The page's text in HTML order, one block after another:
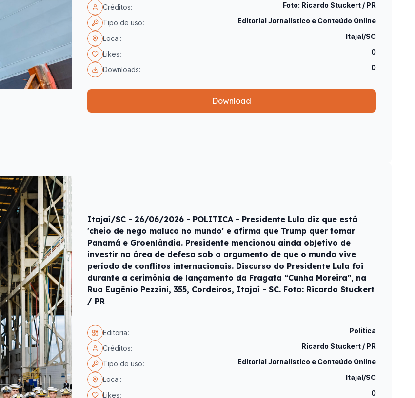
Créditos: Foto: Ricardo Stuckert / PR
Tipo de uso: Editorial Jornalístico e Conteúdo Online
Local: Itajaí/SC
Likes: 0
Downloads: 0
Download
Itajaí/SC - 26/06/2026 - POLITICA - Presidente Lula diz que está
'cheio de nego maluco no mundo' e afirma que Trump quer tomar
Panamá e Groenlândia. Presidente mencionou ainda objetivo de
investir na área de defesa sob o argumento de que o mundo vive
período de conflitos internacionais. Discurso do Presidente Lula foi
durante a cerimônia de lançamento da Fragata “Cunha Moreira”, na
Rua Eugênio Pezzini, 355, Cordeiros, Itajaí - SC. Foto: Ricardo Stuckert
/ PR
Editoria: Politica
Créditos: Ricardo Stuckert / PR
Tipo de uso: Editorial Jornalístico e Conteúdo Online
Local: Itajaí/SC
Likes: 0